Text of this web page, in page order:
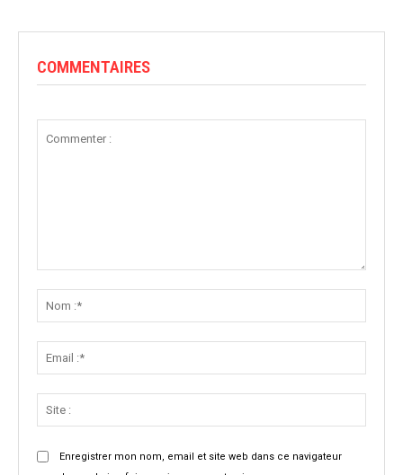
COMMENTAIRES
Enregistrer mon nom, email et site web dans ce navigateur